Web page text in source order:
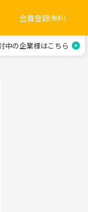
会員登録(無料)
中の企業様はこちら